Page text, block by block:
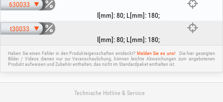
630033
l[mm]:80; L[mm]: 180;
t30033
l[mm]:80; L[mm]: 180;
Haben Sie einen Fehler in den Produkteigenschaften entdeckt? Melden Sie es uns!
Die hier gezeigten
Bilder / Videos dienen nur zur Veranschaulichung, können leichte Abweichungen zum angebotenen
Produkt aufweisen und Zubehör enthalten, das nicht im Standardpaket enthalten ist.
Technische Hotline & Service